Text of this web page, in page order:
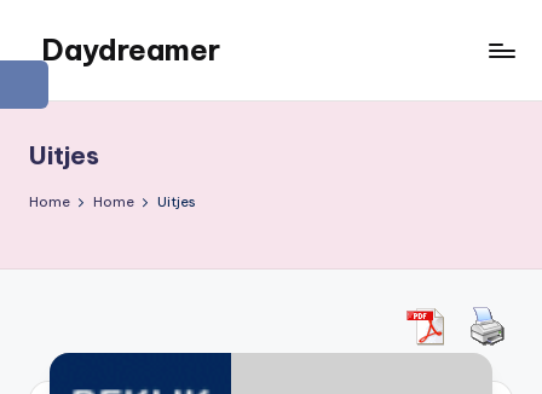
de
Daydreamer
persoonlijke
lifestyle
blog
Uitjes
Home Home Uitjes